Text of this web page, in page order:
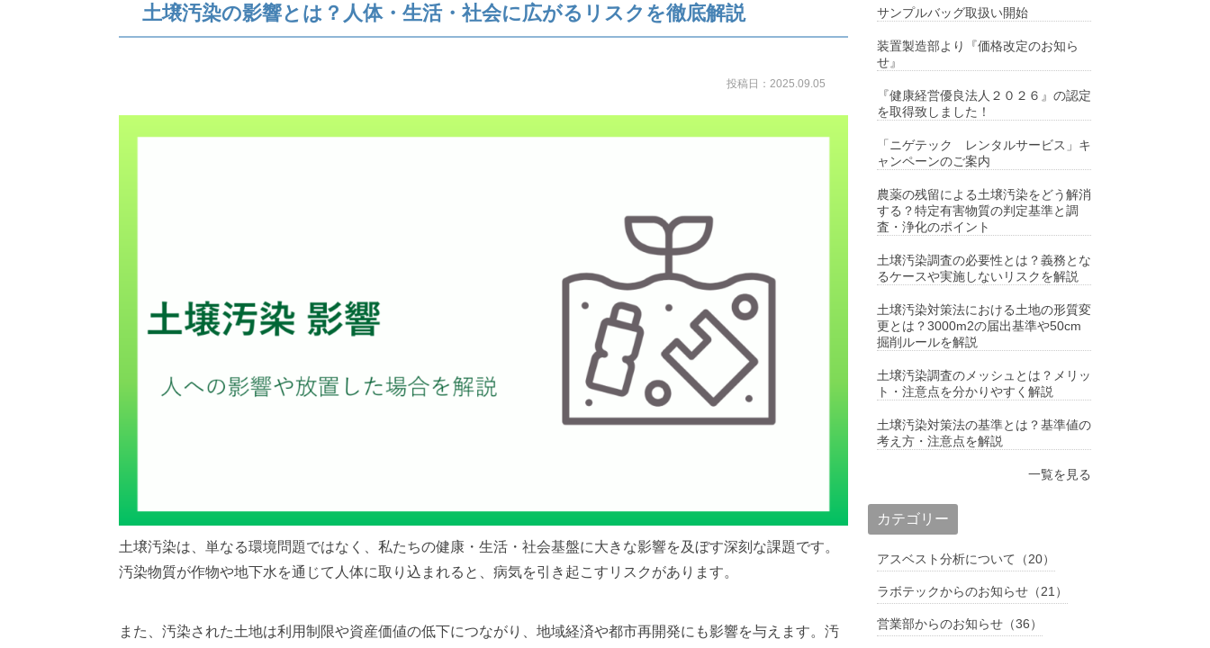
土壌汚染の影響とは？人体・生活・社会に広がるリスクを徹底解説
投稿日：2025.09.05
土壌汚染は、単なる環境問題ではなく、私たちの健康・生活・社会基盤に大きな影響を及ぼす深刻な課題です。
汚染物質が作物や地下水を通じて人体に取り込まれると、病気を引き起こすリスクがあります。
また、汚染された土地は利用制限や資産価値の低下につながり、地域経済や都市再開発にも影響を与えます。汚
サンプルバッグ取扱い開始
装置製造部より『価格改定のお知ら
せ』
『健康経営優良法人２０２６』の認定
を取得致しました！
「ニゲテック レンタルサービス」キ
ャンペーンのご案内
農薬の残留による土壌汚染をどう解消
する？特定有害物質の判定基準と調
査・浄化のポイント
土壌汚染調査の必要性とは？義務とな
るケースや実施しないリスクを解説
土壌汚染対策法における土地の形質変
更とは？3000m2の届出基準や50cm
掘削ルールを解説
土壌汚染調査のメッシュとは？メリッ
ト・注意点を分かりやすく解説
土壌汚染対策法の基準とは？基準値の
考え方・注意点を解説
一覧を見る
カテゴリー
アスベスト分析について（20）
ラボテックからのお知らせ（21）
営業部からのお知らせ（36）